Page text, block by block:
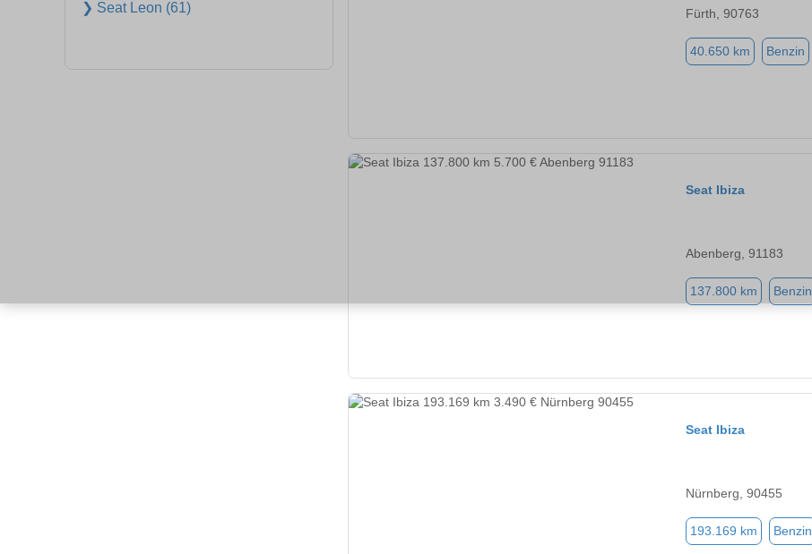
❯ Seat Leon (61)
Fürth, 90763
40.650 km Benzin
Seat Ibiza
Abenberg, 91183
137.800 km Benzin
Seat Ibiza
Nürnberg, 90455
193.169 km Benzin